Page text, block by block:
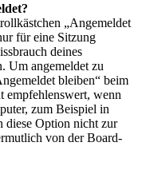
„Angemeldet
für eine Sitzung
deines
Um angemeldet zu
bleiben“ beim
empfehlenswert, wenn
zum Beispiel in
diese Option nicht zur
von der Board-